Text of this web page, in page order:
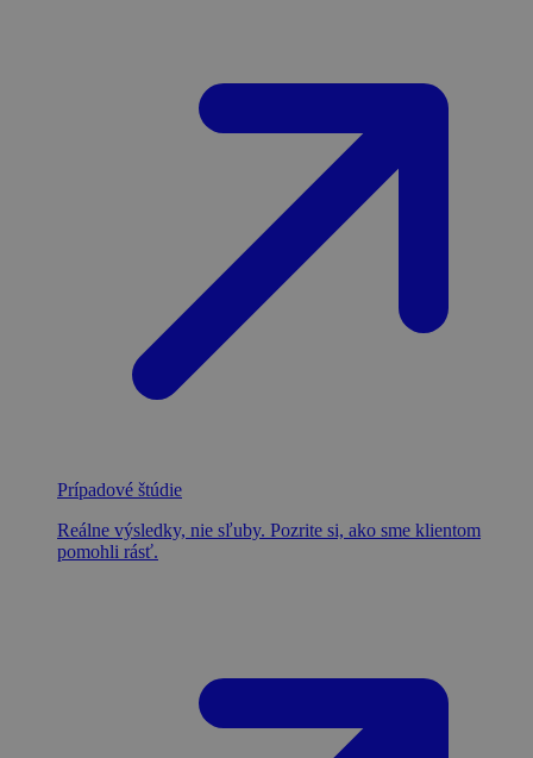
Prípadové štúdie
Reálne výsledky, nie sľuby. Pozrite si, ako sme klientom
pomohli rásť.